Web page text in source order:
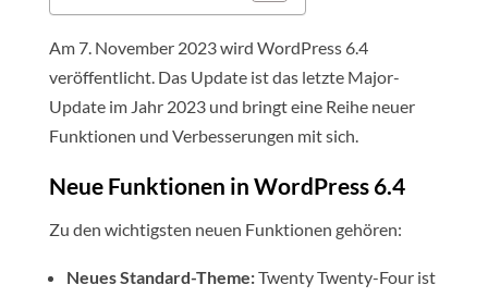
Am 7. November 2023 wird WordPress 6.4
veröffentlicht. Das Update ist das letzte Major-
Update im Jahr 2023 und bringt eine Reihe neuer
Funktionen und Verbesserungen mit sich.
Neue Funktionen in WordPress 6.4
Zu den wichtigsten neuen Funktionen gehören:
Neues Standard-Theme:Twenty Twenty-Four ist